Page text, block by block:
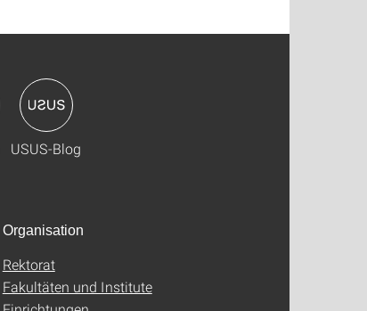
USUS-Blog
Organisation
Rektorat
Fakultäten und Institute